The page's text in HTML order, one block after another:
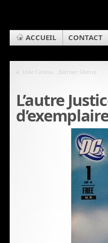
ACCUEIL CONTACT
« Idée Cadeau : Batman Silence
L’autre